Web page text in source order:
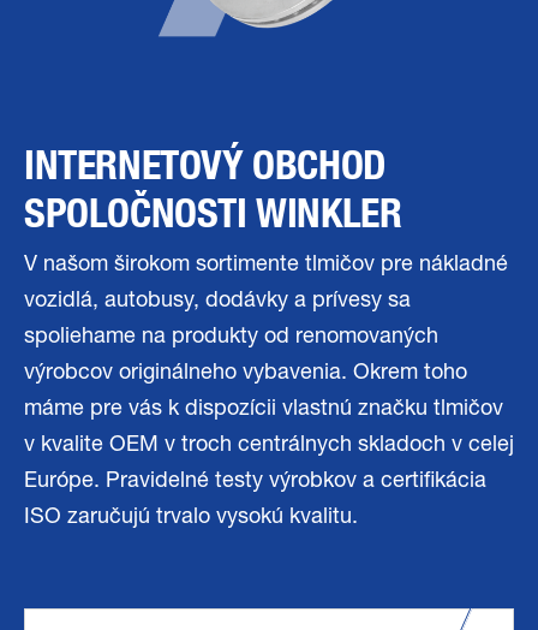
INTERNETOVÝ OBCHOD
SPOLOČNOSTI WINKLER
V našom širokom sortimente tlmičov pre nákladné
vozidlá, autobusy, dodávky a prívesy sa
spoliehame na produkty od renomovaných
výrobcov originálneho vybavenia. Okrem toho
máme pre vás k dispozícii vlastnú značku tlmičov
v kvalite OEM v troch centrálnych skladoch v celej
Európe. Pravidelné testy výrobkov a certifikácia
ISO zaručujú trvalo vysokú kvalitu.